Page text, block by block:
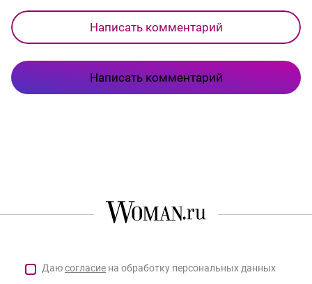
Написать комментарий
Написать комментарий
Даюсогласие на обработку персональных данных